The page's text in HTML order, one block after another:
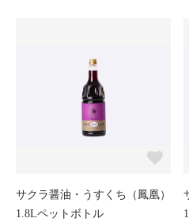
サクラ醤油・うすくち（鳳凰）
1.8Lペットボトル